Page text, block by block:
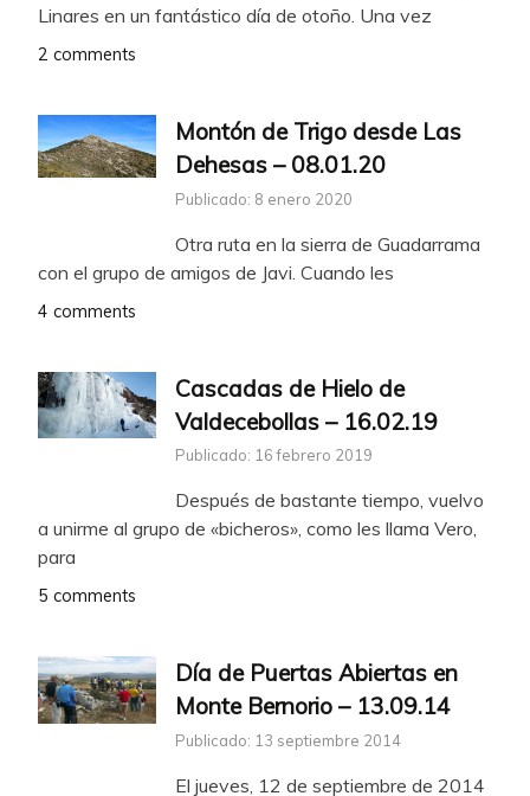
Linares en un fantástico día de otoño. Una vez
2 comments
Montón de Trigo desde Las
Dehesas – 08.01.20
Publicado: 8 enero 2020
Otra ruta en la sierra de Guadarrama
con el grupo de amigos de Javi. Cuando les
4 comments
Cascadas de Hielo de
Valdecebollas – 16.02.19
Publicado: 16 febrero 2019
Después de bastante tiempo, vuelvo
a unirme al grupo de «bicheros», como les llama Vero,
para
5 comments
Día de Puertas Abiertas en
Monte Bernorio – 13.09.14
Publicado: 13 septiembre 2014
El jueves, 12 de septiembre de 2014